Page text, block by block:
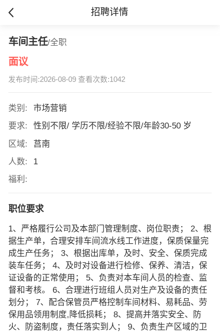
招聘详情
车间主任/全职
面议
发布时间:2026-08-09 查看次数:1042
类别:
市场营销
要求:
性别不限/ 学历不限/经验不限/年龄30-50 岁
区域:
莒南
人数:
1
福利:
职位要求
1、严格履行公司及本部门管理制度、岗位职责； 2、根
据生产单，合理安排车间流水线工作进度，保质保量完
成生产任务； 3、根据出库单，及时、安全、保质完成
装车任务； 4、及时对设备进行检修、保养、清洁，保
证设备的正常使用； 5、负责对本车间人员的检查、监
督和考核。 6、合理进行班组人员对生产及设备的责任
划分； 7、配合保管员严格控制车间材料、易耗品、劳
保用品领用制度,降低损耗； 8、提高并落实安全、防
火、防盗制度，责任落实到人； 9、负责生产区域的卫